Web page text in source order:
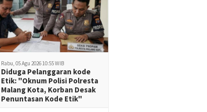
Rabu, 05 Agu 2026 10:55 WIB
Diduga Pelanggaran kode
Etik: "Oknum Polisi Polresta
Malang Kota, Korban Desak
Penuntasan Kode Etik"